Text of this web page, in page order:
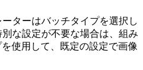
ターはバッチタイプを選択し
な設定が不要な場合は、組み
使用して、既定の設定で画像